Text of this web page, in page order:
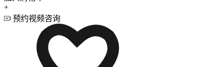
+
预约视频咨询